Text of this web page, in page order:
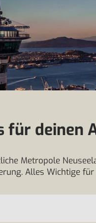
für deinen
Metropole
Alles Wichtige